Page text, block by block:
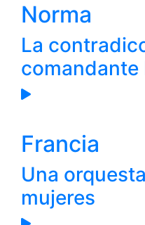
Norma
La
comandante
Francia
Una
mujeres